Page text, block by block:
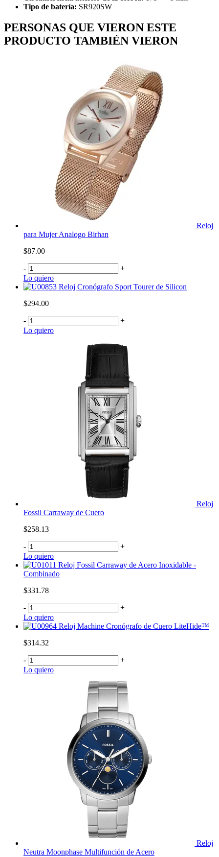
Tipo de batería: SR920SW
PERSONAS QUE VIERON ESTE
PRODUCTO TAMBIÉN VIERON
Reloj
para Mujer Analogo Birhan
$87.00
-
+
Lo quiero
Reloj Cronógrafo Sport Tourer de Silicon
$294.00
-
+
Lo quiero
Reloj
Fossil Carraway de Cuero
$258.13
-
+
Lo quiero
Reloj Fossil Carraway de Acero Inoxidable -
Combinado
$331.78
-
+
Lo quiero
Reloj Machine Cronógrafo de Cuero LiteHide™
$314.32
-
+
Lo quiero
Reloj
Neutra Moonphase Multifunción de Acero